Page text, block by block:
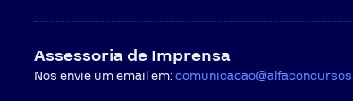
Assessoria de Imprensa
Nos envie um email em: